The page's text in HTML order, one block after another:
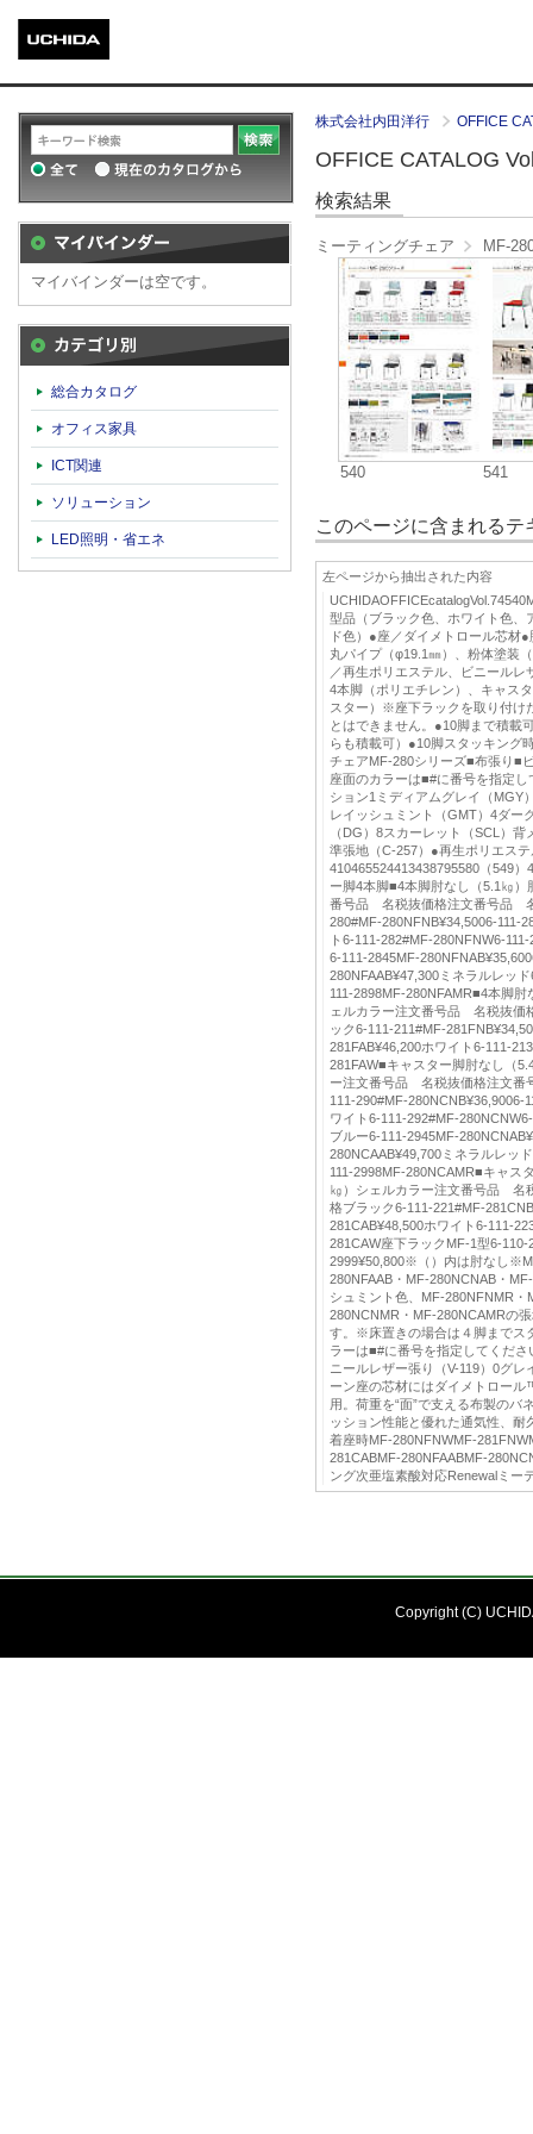
株式会社内田洋行 OFFICE
OFFICE CATALOG
検索結果
ミーティングチェア MF-
540 541
このページに含まれる
左ページから抽出された内容
型品（ブラック色、ホワイト色、
ド色）●座／ダイメトロール芯材
丸パイプ（φ19.1㎜）、粉体塗装
／再生ポリエステル、ビニール
4本脚（ポリエチレン）、キャス
スター）※座下ラックを取り付け
とはできません。●10脚まで積載
らも積載可）●10脚スタッキング
チェアMF-280シリーズ■布張り■
座面のカラーは■#に番号を指定
ション1ミディアムグレイ（MGY
レイッシュミント（GMT）4ダー
（DG）8スカーレット（SCL）
準張地（C-257）●再生ポリエス
410465524413438795580（549
ー脚4本脚■4本脚肘なし（5.1㎏
番号品 名税抜価格注文番号品
280#MF-280NFNB¥34,5006-111-
ト6-111-282#MF-280NFNW6-
6-111-2845MF-
280NFAAB¥47,300ミネラルレッ
111-2898MF-280NFAMR■4本脚
ェルカラー注文番号品 名税抜
ック6-111-211#MF-
281FAB¥46,200ホワイト6-111-
281FAW■キャスター脚肘なし（
ー注文番号品 名税抜価格注文
111-290#MF-280NCNB¥36,9006-
ワイト6-111-292#MF-
ブルー6-111-2945MF-
280NCAAB¥49,700ミネラルレッ
111-2998MF-280NCAMR■キャス
㎏）シェルカラー注文番号品
格ブラック6-111-221#MF-
281CAB¥48,500ホワイト6-111-
281CAW座下ラックMF-1型6-
2999¥50,800※（）内は肘なし
280NFAAB・MF-280NCNAB・
シュミント色、MF-280NFNMR・
280NCNMR・MF-280NCAMRの
す。※床置きの場合は４脚までス
ラーは■#に番号を指定してくだ
ニールレザー張り（V-119）0グ
ーン座の芯材にはダイメトロー
用。荷重を“面”で支える布製のバ
ッション性能と優れた通気性、
着座時MF-280NFNWMF-
281CABMF-280NFAABMF-
ング次亜塩素酸対応Renewalミー
マイバインダーは空です。
総合カタログ
オフィス家具
ICT関連
ソリューション
LED照明・省エネ
Copyright (C)